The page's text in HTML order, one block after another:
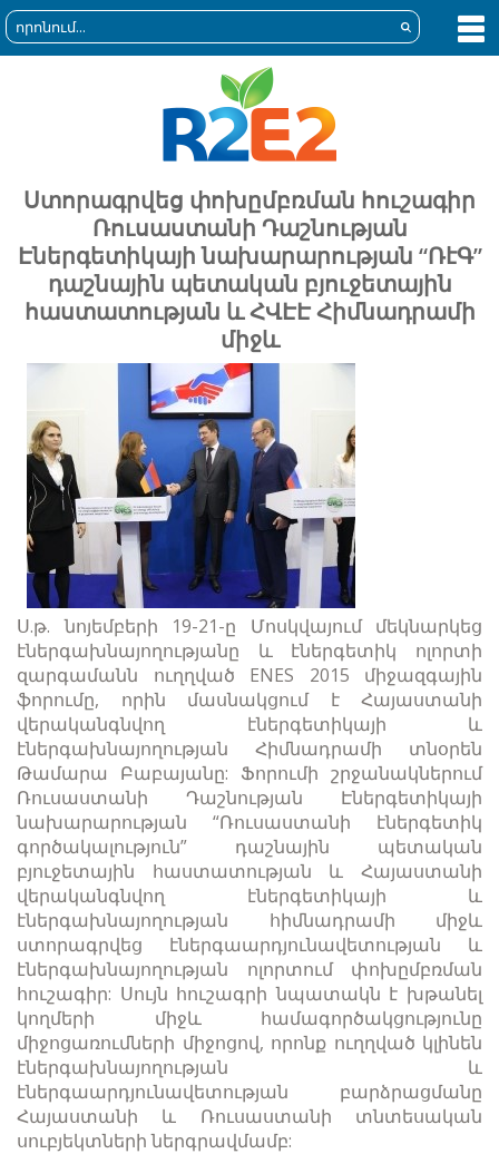
Ստորագրվեց փոխըմբռման հուշագիր
Ռուսաստանի Դաշնության
Էներգետիկայի նախարարության “ՌէԳ”
դաշնային պետական բյուջետային
հաստատության և ՀՎԷԷ Հիմնադրամի
միջև
Ս.թ. նոյեմբերի 19-21-ը Մոսկվայում մեկնարկեց
էներգախնայողությանը և էներգետիկ ոլորտի
զարգամանն ուղղված ENES 2015 միջազգային
ֆորումը, որին մասնակցում է Հայաստանի
վերականգնվող էներգետիկայի և
էներգախնայողության Հիմնադրամի տնօրեն
Թամարա Բաբայանը: Ֆորումի շրջանակներում
Ռուսաստանի Դաշնության Էներգետիկայի
նախարարության “Ռուսաստանի էներգետիկ
գործակալություն” դաշնային պետական
բյուջետային հաստատության և Հայաստանի
վերականգնվող էներգետիկայի և
էներգախնայողության հիմնադրամի միջև
ստորագրվեց էներգաարդյունավետության և
էներգախնայողության ոլորտում փոխըմբռման
հուշագիր: Սույն հուշագրի նպատակն է խթանել
կողմերի միջև համագործակցությունը
միջոցառումների միջոցով, որոնք ուղղված կլինեն
էներգախնայողության և
էներգաարդյունավետության բարձրացմանը
Հայաստանի և Ռուսաստանի տնտեսական
սուբյեկտների ներգրավմամբ: